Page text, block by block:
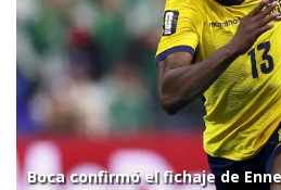
Boca confirmó el fichaje de